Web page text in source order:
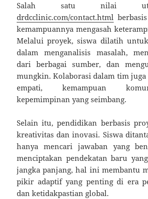
Salah satu nilai
drdcclinic.com/contact.html
kemampuannya mengasah
Melalui proyek, siswa dilatih
dalam menganalisis masalah,
dari berbagai sumber, dan
mungkin. Kolaborasi dalam tim
empati, kemampuan
kepemimpinan yang seimbang.
Selain itu, pendidikan berbasis
kreativitas dan inovasi. Siswa
hanya mencari jawaban yang
menciptakan pendekatan baru
jangka panjang, hal ini membantu
pikir adaptif yang penting di era
dan ketidakpastian global.